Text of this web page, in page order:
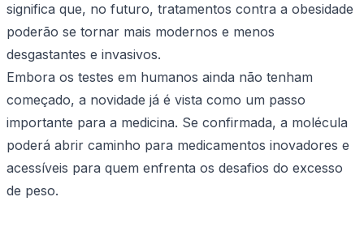
significa que, no futuro, tratamentos contra a obesidade
poderão se tornar mais modernos e menos
desgastantes e invasivos.
Embora os testes em humanos ainda não tenham
começado, a novidade já é vista como um passo
importante para a medicina. Se confirmada, a molécula
poderá abrir caminho para medicamentos inovadores e
acessíveis para quem enfrenta os desafios do excesso
de peso.